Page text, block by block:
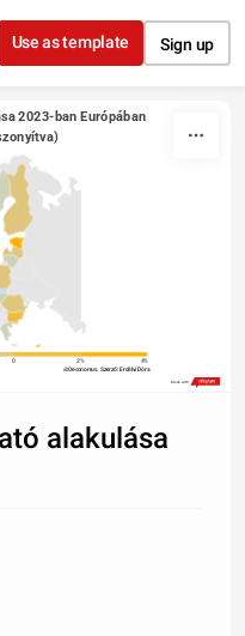
Use as template Sign up
2023-ban Európában
0 2%
4%
@Oeconomus. Szerző: Erdélyi Dóra
Made with
alakulása